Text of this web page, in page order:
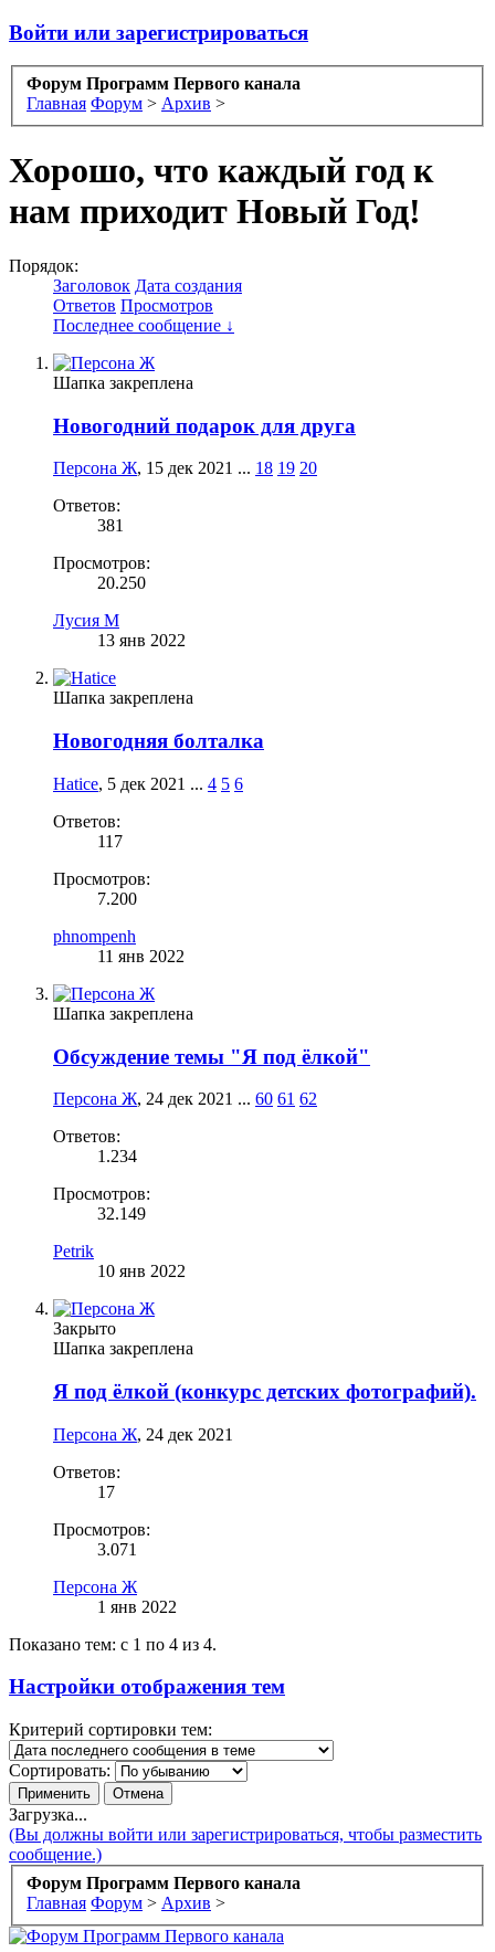
Войти или зарегистрироваться
Форум Программ Первого канала
Главная Форум > Архив >
Хорошо, что каждый год к
нам приходит Новый Год!
Порядок:
Заголовок Дата создания
Ответов Просмотров
Последнее сообщение ↓
Шапка закреплена
Новогодний подарок для друга
Персона Ж, 15 дек 2021 ... 18 19 20
Ответов:
381
Просмотров:
20.250
Лусия М
13 янв 2022
Шапка закреплена
Новогодняя болталка
Hatice, 5 дек 2021 ... 4 5 6
Ответов:
117
Просмотров:
7.200
phnompenh
11 янв 2022
Шапка закреплена
Обсуждение темы "Я под ёлкой"
Персона Ж, 24 дек 2021 ... 60 61 62
Ответов:
1.234
Просмотров:
32.149
Petrik
10 янв 2022
Закрыто
Шапка закреплена
Я под ёлкой (конкурс детских фотографий).
Персона Ж, 24 дек 2021
Ответов:
17
Просмотров:
3.071
Персона Ж
1 янв 2022
Показано тем: с 1 по 4 из 4.
Настройки отображения тем
Критерий сортировки тем:
Сортировать:
Загрузка...
(Вы должны войти или зарегистрироваться, чтобы разместить
сообщение.)
Форум Программ Первого канала
Главная Форум > Архив >